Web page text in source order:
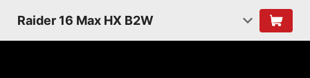
Raider 16 Max HX B2W